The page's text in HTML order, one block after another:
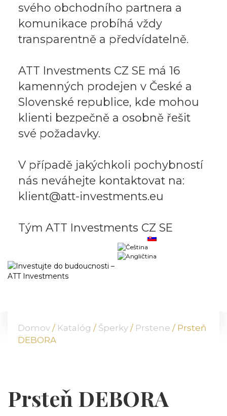
svého obchodního partnera a
komunikace probíhá vždy
transparentně a předvídatelně.
ATT Investments CZ SE má 16
kamenných prodejen v České a
Slovenské republice, kde mohou
klienti bezpečně a osobně řešit
své požadavky.
V případě jakýchkoli pochybností
nás neváhejte kontaktovat na:
klient@att-investments.eu
Tým ATT Investments CZ SE
PONUKA
TVÁRE ATT
MÉDIÁ
Domov / Katalóg / Šperky / Prstene / Prsteň
DEBORA
Prsteň DEBORA